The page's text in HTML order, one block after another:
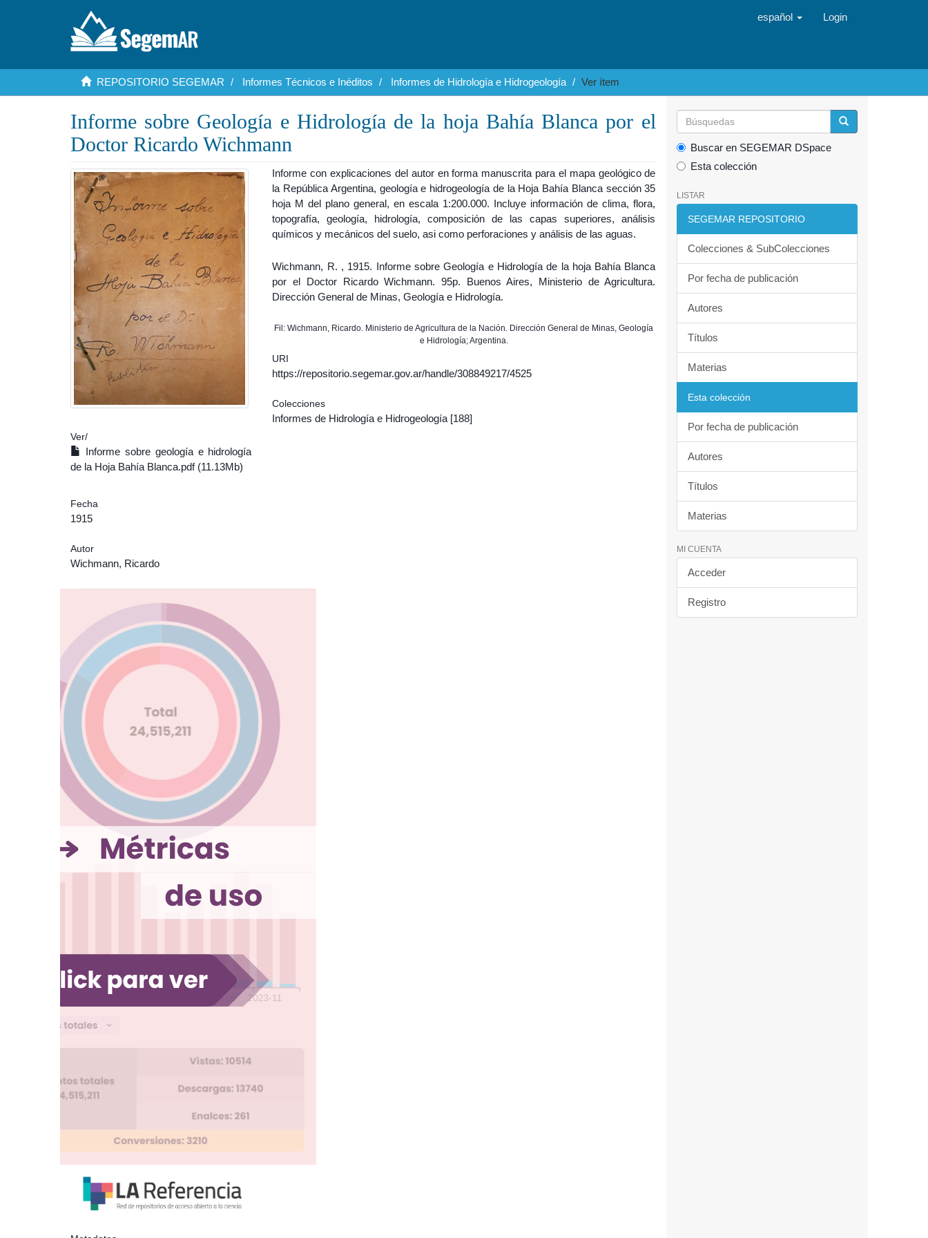
español Login
REPOSITORIO SEGEMAR Informes Técnicos e Inéditos Informes de Hidrología e Hidrogeología Ver ítem
Informe sobre Geología e Hidrología de la hoja Bahía Blanca por el
Doctor Ricardo Wichmann
Ver/
Informe sobre geología e hidrología
de la Hoja Bahía Blanca.pdf (11.13Mb)
Fecha
1915
Autor
Wichmann, Ricardo
Informe con explicaciones del autor en forma manuscrita para el mapa geológico de
la República Argentina, geología e hidrogeología de la Hoja Bahía Blanca sección 35
hoja M del plano general, en escala 1:200.000. Incluye información de clima, flora,
topografía, geología, hidrología, composición de las capas superiores, análisis
químicos y mecánicos del suelo, asi como perforaciones y análisis de las aguas.
Wichmann, R. , 1915. Informe sobre Geología e Hidrología de la hoja Bahía Blanca
por el Doctor Ricardo Wichmann. 95p. Buenos Aires, Ministerio de Agricultura.
Dirección General de Minas, Geología e Hidrología.
Fil: Wichmann, Ricardo. Ministerio de Agricultura de la Nación. Dirección General de Minas, Geología
e Hidrología; Argentina.
URI
https://repositorio.segemar.gov.ar/handle/308849217/4525
Colecciones
Informes de Hidrología e Hidrogeología [188]
Buscar en SEGEMAR DSpace
Esta colección
LISTAR
SEGEMAR REPOSITORIO
Colecciones & SubColecciones
Por fecha de publicación
Autores
Títulos
Materias
Esta colección
Por fecha de publicación
Autores
Títulos
Materias
MI CUENTA
Acceder
Registro